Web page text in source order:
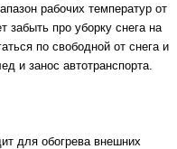
рабочих температур от
забыть про уборку снега на
по свободной от снега и
и занос автотранспорта.
для обогрева внешних